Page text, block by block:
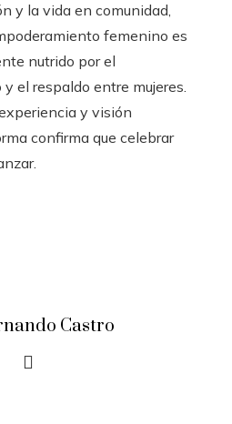
y la vida en comunidad,
femenino es
nutrido por el
el respaldo entre mujeres.
y visión
confirma que celebrar
Castro